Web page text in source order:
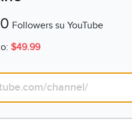
Followers su YouTube
$49.99